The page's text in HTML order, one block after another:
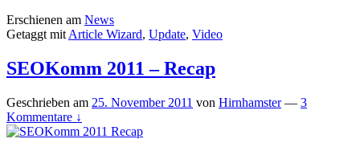
Erschienen am News
Getaggt mit Article Wizard, Update, Video
SEOKomm 2011 – Recap
Geschrieben am 25. November 2011 von Hirnhamster — 3
Kommentare ↓